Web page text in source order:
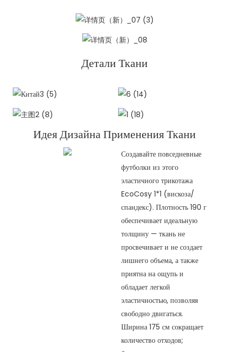
Детали Ткани
Идея Дизайна Применения Ткани
Создавайте повседневные
футболки из этого
эластичного трикотажа
EcoCosy 1*1 (вискоза/
спандекс). Плотность 190 г
обеспечивает идеальную
толщину — ткань не
просвечивает и не создает
лишнего объема, а также
приятна на ощупь и
обладает легкой
эластичностью, позволяя
свободно двигаться.
Ширина 175 см сокращает
количество отходов;